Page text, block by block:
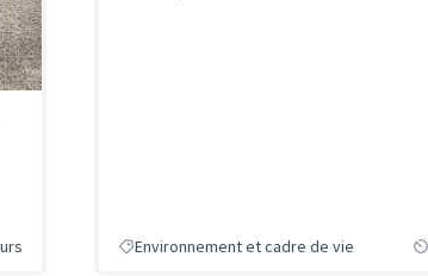
Environnement et cadre de vie